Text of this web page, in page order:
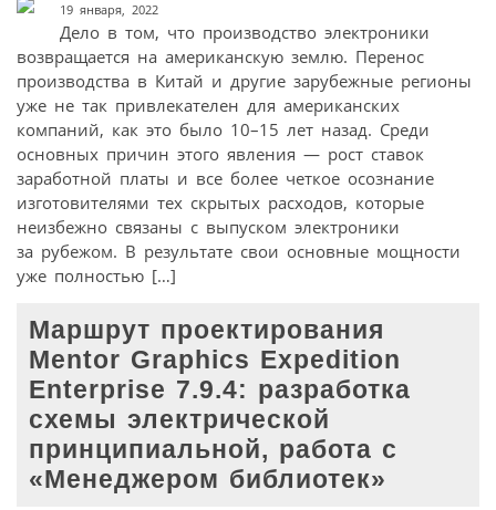
19 января, 2022
Дело в том, что производство электроники
возвращается на американскую землю. Перенос
производства в Китай и другие зарубежные регионы
уже не так привлекателен для американских
компаний, как это было 10–15 лет назад. Среди
основных причин этого явления — рост ставок
заработной платы и все более четкое осознание
изготовителями тех скрытых расходов, которые
неизбежно связаны с выпуском электроники
за рубежом. В результате свои основные мощности
уже полностью […]
Маршрут проектирования
Mentor Graphics Expedition
Enterprise 7.9.4: разработка
схемы электрической
принципиальной, работа с
«Менеджером библиотек»